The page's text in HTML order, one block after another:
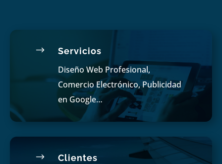
$ Servicios
Diseño Web Profesional,
Comercio Electrónico, Publicidad
en Google…
$ Clientes